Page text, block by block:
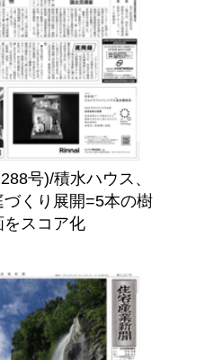
号)/積水ハウス、
づくり展開=5本の樹
をスコア化